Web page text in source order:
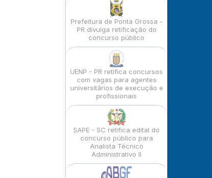
Prefeitura de Ponta Grossa -
PR divulga retificação do
concurso público
UENP - PR retifica concursos
com vagas para agentes
universitários de execução e
profissionais
SAPE - SC retifica edital do
concurso público para
Analista Técnico
Administrativo II